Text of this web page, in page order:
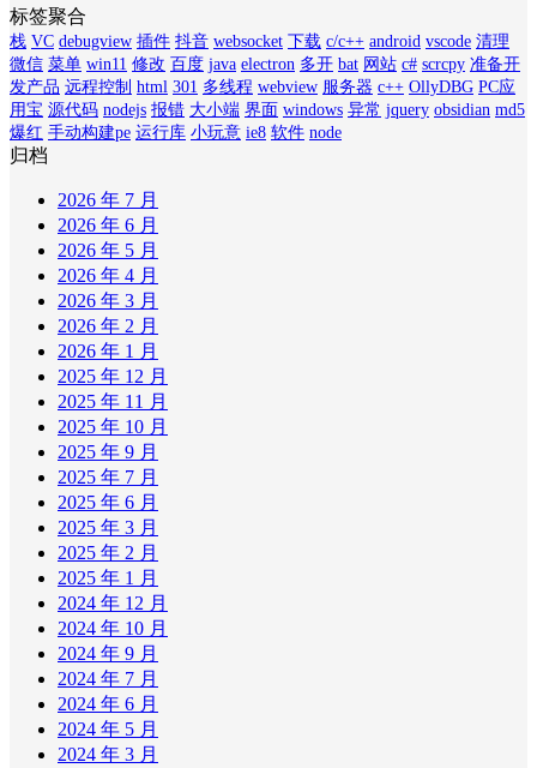
标签聚合
栈 VC debugview 插件 抖音 websocket 下载 c/c++ android vscode 清理
微信 菜单 win11 修改 百度 java electron 多开 bat 网站 c# scrcpy 准备开
发产品 远程控制 html 301 多线程 webview 服务器 c++ OllyDBG PC应
用宝 源代码 nodejs 报错 大小端 界面 windows 异常 jquery obsidian md5
爆红 手动构建pe 运行库 小玩意 ie8 软件 node
归档
2026 年 7 月
2026 年 6 月
2026 年 5 月
2026 年 4 月
2026 年 3 月
2026 年 2 月
2026 年 1 月
2025 年 12 月
2025 年 11 月
2025 年 10 月
2025 年 9 月
2025 年 7 月
2025 年 6 月
2025 年 3 月
2025 年 2 月
2025 年 1 月
2024 年 12 月
2024 年 10 月
2024 年 9 月
2024 年 7 月
2024 年 6 月
2024 年 5 月
2024 年 3 月